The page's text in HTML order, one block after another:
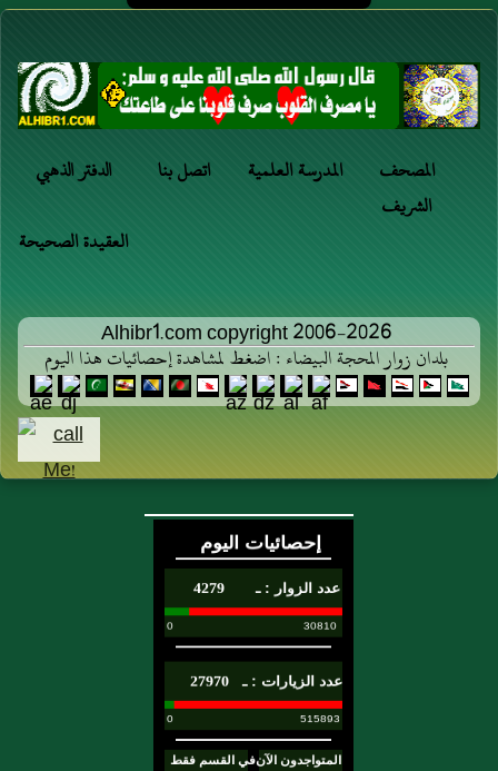
الدفتر الذهبي اتصل بنا المدرسة العلمية
المصحف
الشريف
العقيدة الصحيحة
Alhibr1.com copyright 2006-2026
بلدان زوار المحجة البيضاء : اضغط لمشاهدة إحصائيات هذا اليوم